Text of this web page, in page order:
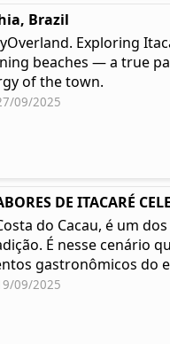
Brazil
Exploring
beaches — a true
of the town.
09/2025
DE ITACARÉ
do Cacau, é um
É nesse cenário
gastronômicos do
09/2025